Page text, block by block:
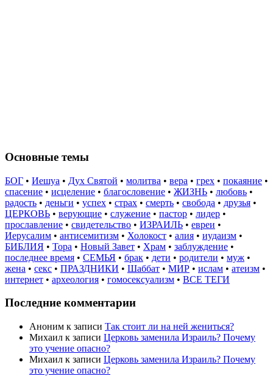
Основные темы
БОГ • Иешуа • Дух Святой • молитва • вера • грех • покаяние •
спасение • исцеление • благословение • ЖИЗНЬ • любовь •
радость • деньги • успех • страх • смерть • свобода • друзья •
ЦЕРКОВЬ • верующие • служение • пастор • лидер •
прославление • свидетельство • ИЗРАИЛЬ • евреи •
Иерусалим • антисемитизм • Холокост • алия • иудаизм •
БИБЛИЯ • Тора • Новый Завет • Храм • заблуждение •
последнее время • СЕМЬЯ • брак • дети • родители • муж •
жена • секс • ПРАЗДНИКИ • Шаббат • МИР • ислам • атеизм •
интернет • археология • гомосексуализм • ВСЕ ТЕГИ
Последние комментарии
Аноним к записи Так стоит ли на ней жениться?
Михаил к записи Церковь заменила Израиль? Почему
это учение опасно?
Михаил к записи Церковь заменила Израиль? Почему
это учение опасно?